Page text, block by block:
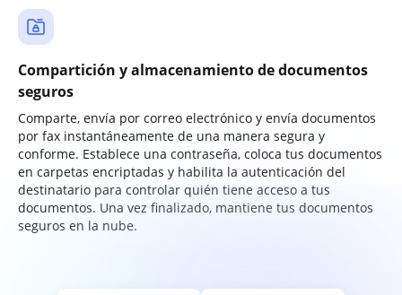
Compartición y almacenamiento de documentos
seguros
Comparte, envía por correo electrónico y envía documentos
por fax instantáneamente de una manera segura y
conforme. Establece una contraseña, coloca tus documentos
en carpetas encriptadas y habilita la autenticación del
destinatario para controlar quién tiene acceso a tus
documentos. Una vez finalizado, mantiene tus documentos
seguros en la nube.